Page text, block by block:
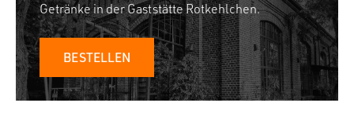
Getränke in der Gaststätte Rotkehlchen.
BESTELLEN